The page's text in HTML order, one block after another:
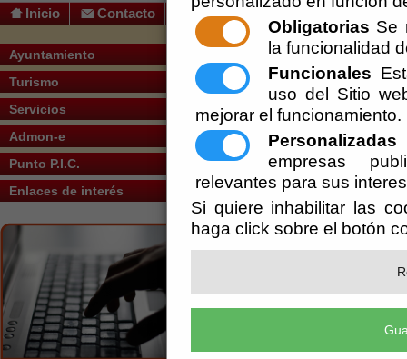
Obligatorias Se
la funcionalidad
Funcionales
uso del Sitio
mejorar el funcionamiento.
Personalizadas
empresas
relevantes para sus
Si quiere inhabilitar las
haga click sobre el botón
Inicio Contacto
Ayuntamiento
Turismo
Servicios
Admon-e
Punto P.I.C.
Enlaces de interés
Usted se encuentra aquí:Inicio //
Escuchar
Sendero "Cerro Alto"
SENDERO PR-A 325
Partimos de la puerta del
parte este del municipio,
Seguiremos el cauce hasta
por la Rambla hasta ver la
(más arriba llamada de
Saldremos a una pista
“Sol de Taberno” por el que
Bajaremos al Barranco del
la carretera y ascender para